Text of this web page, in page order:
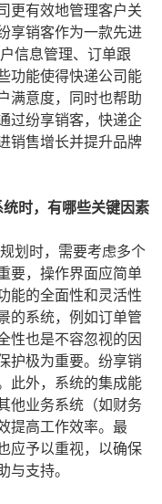
更有效地管理客户关
享销客作为一款先进
信息管理、订单跟
功能使得快递公司能
满意度，同时也帮助
过纷享销客，快递企
销售增长并提升品牌
时，有哪些关键因素
划时，需要考虑多个
要，操作界面应简单
能的全面性和灵活性
的系统，例如订单管
性也是不容忽视的因
护极为重要。纷享销
此外，系统的集成能
他业务系统（如财务
提高工作效率。最
应予以重视，以确保
支持。